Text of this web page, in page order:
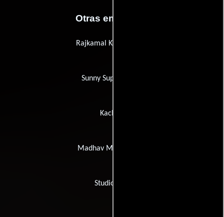
Otras empresas
Rajkamal Kala Mandir
Sunny Super Sound
Kachins
Madhav Men's Mode
Studio R.B.